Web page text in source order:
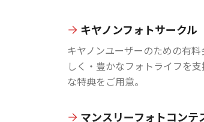
キヤノンフォトサークル
キヤノンユーザーのための有
しく・豊かなフォトライフを
な特典をご用意。
マンスリーフォトコンテ